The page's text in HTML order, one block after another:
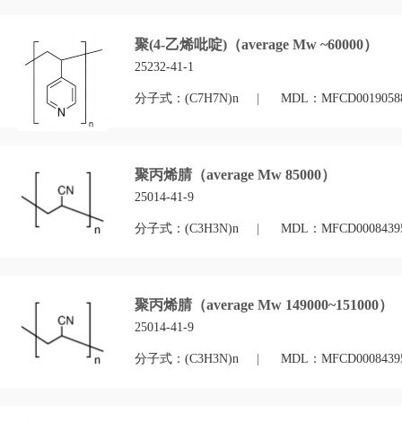
聚(4-乙烯吡啶)（average Mw ~60000）
25232-41-1
分子式：(C7H7N)n MDL：
聚丙烯腈（average Mw 85000）
25014-41-9
分子式：(C3H3N)n MDL：
聚丙烯腈（average Mw 149000~151000）
25014-41-9
分子式：(C3H3N)n MDL：